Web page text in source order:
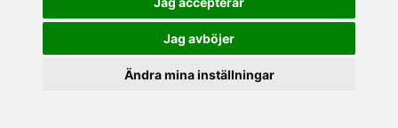
Jag avböjer
Ändra mina inställningar